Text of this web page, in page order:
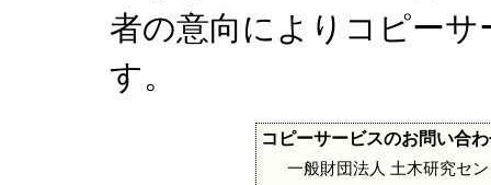
者の意向によりコピー
す。
コピーサービスのお問い合
一般財団法人 土木研究セ